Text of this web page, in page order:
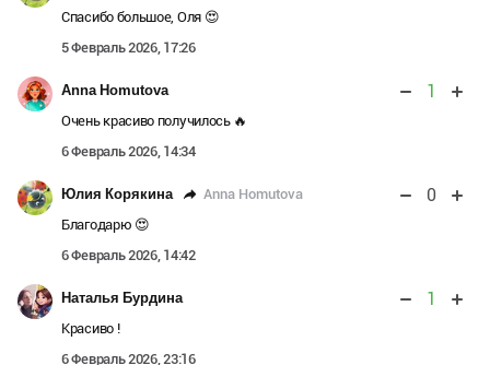
Спасибо большое, Оля 😍
5 Февраль 2026, 17:26
Anna Homutova 1
Очень красиво получилось 🔥
6 Февраль 2026, 14:34
Юлия Корякина Anna Homutova 0
Благодарю 😍
6 Февраль 2026, 14:42
Наталья Бурдина 1
Красиво !
6 Февраль 2026, 23:16